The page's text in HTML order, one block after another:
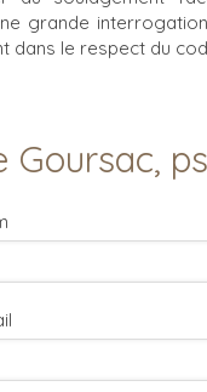
grande
dans le respect du